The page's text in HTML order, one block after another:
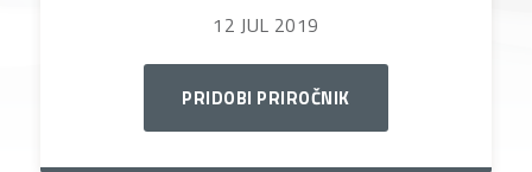
12 JUL 2019
PRIDOBI PRIROČNIK